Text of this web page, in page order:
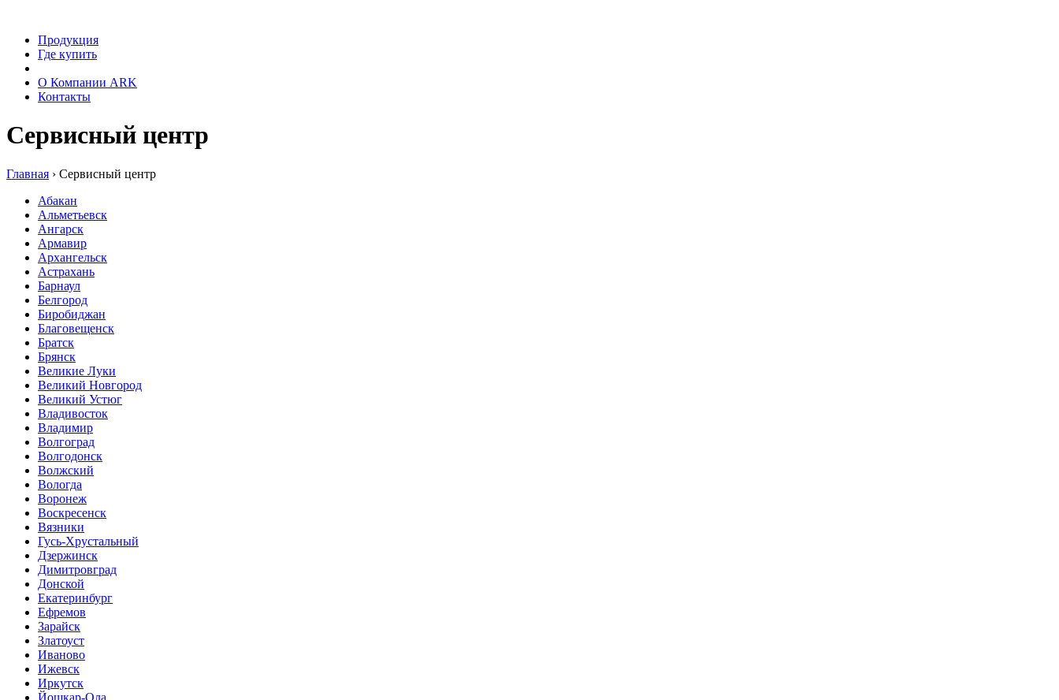
Продукция
Где купить
О Компании ARK
Контакты
Сервисный центр
Главная › Сервисный центр
Абакан
Альметьевск
Ангарск
Армавир
Архангельск
Астрахань
Барнаул
Белгород
Биробиджан
Благовещенск
Братск
Брянск
Великие Луки
Великий Новгород
Великий Устюг
Владивосток
Владимир
Волгоград
Волгодонск
Волжский
Вологда
Воронеж
Воскресенск
Вязники
Гусь-Хрустальный
Дзержинск
Димитровград
Донской
Екатеринбург
Ефремов
Зарайск
Златоуст
Иваново
Ижевск
Иркутск
Йошкар-Ола